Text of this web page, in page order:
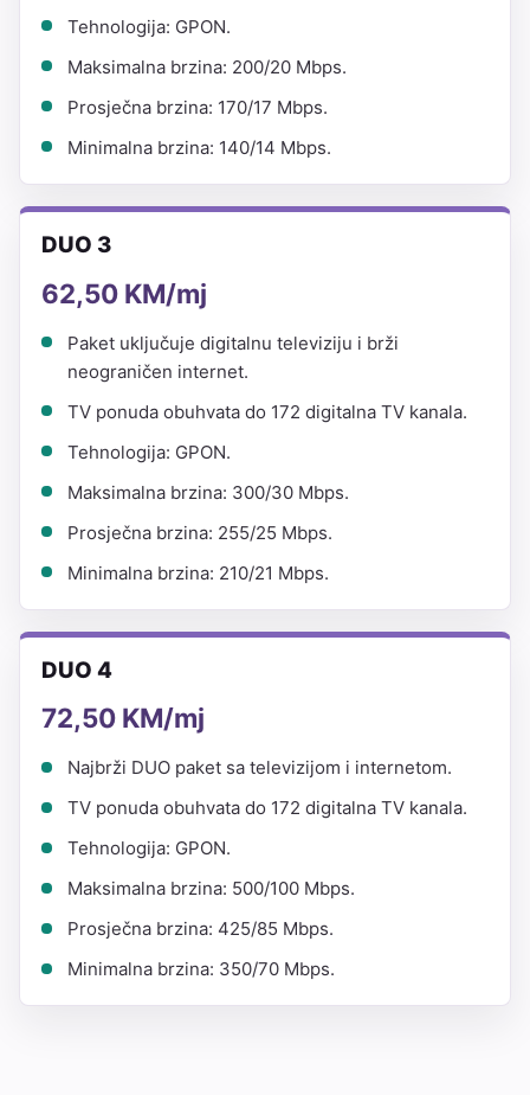
Tehnologija: GPON.
Maksimalna brzina: 200/20 Mbps.
Prosječna brzina: 170/17 Mbps.
Minimalna brzina: 140/14 Mbps.
DUO 3
62,50 KM/mj
Paket uključuje digitalnu televiziju i brži
neograničen internet.
TV ponuda obuhvata do 172 digitalna TV kanala.
Tehnologija: GPON.
Maksimalna brzina: 300/30 Mbps.
Prosječna brzina: 255/25 Mbps.
Minimalna brzina: 210/21 Mbps.
DUO 4
72,50 KM/mj
Najbrži DUO paket sa televizijom i internetom.
TV ponuda obuhvata do 172 digitalna TV kanala.
Tehnologija: GPON.
Maksimalna brzina: 500/100 Mbps.
Prosječna brzina: 425/85 Mbps.
Minimalna brzina: 350/70 Mbps.